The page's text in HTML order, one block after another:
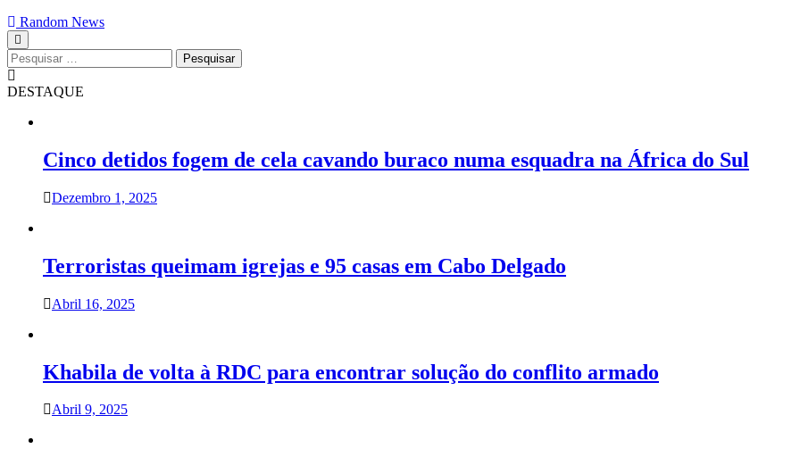
Random News
Pesquisar
por:
DESTAQUE
Cinco detidos fogem de cela cavando buraco numa esquadra na África do Sul
Dezembro 1, 2025
Terroristas queimam igrejas e 95 casas em Cabo Delgado
Abril 16, 2025
Khabila de volta à RDC para encontrar solução do conflito armado
Abril 9, 2025